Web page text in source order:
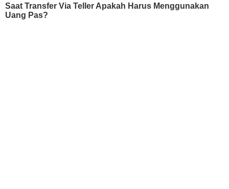
Saat Transfer Via Teller Apakah Harus Menggunakan
Uang Pas?